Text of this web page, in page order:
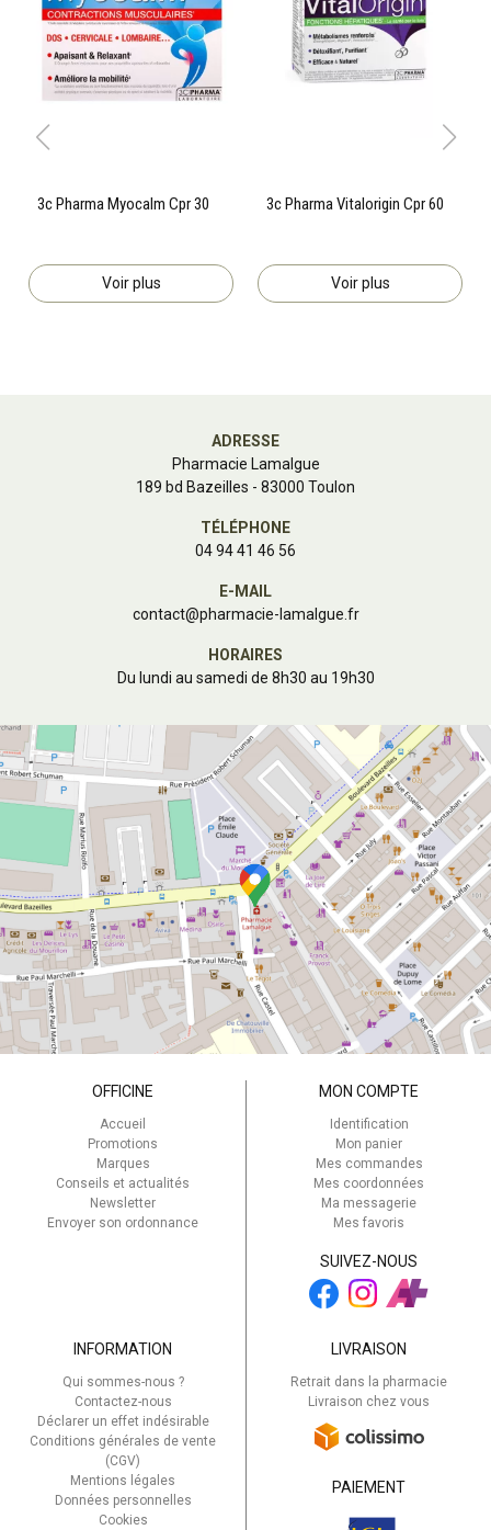
3c Pharma Myocalm Cpr 30
Voir plus
3c Pharma Vitalorigin Cpr 60
Voir plus
ADRESSE
Pharmacie Lamalgue
189 bd Bazeilles - 83000 Toulon
TÉLÉPHONE
04 94 41 46 56
E-MAIL
contact@pharmacie-lamalgue.fr
HORAIRES
Du lundi au samedi de 8h30 au 19h30
OFFICINE
Accueil
Promotions
Marques
Conseils et actualités
Newsletter
Envoyer son ordonnance
MON COMPTE
Identification
Mon panier
Mes commandes
Mes coordonnées
Ma messagerie
Mes favoris
SUIVEZ-NOUS
INFORMATION
Qui sommes-nous ?
Contactez-nous
Déclarer un effet indésirable
Conditions générales de vente
(CGV)
Mentions légales
Données personnelles
Cookies
LIVRAISON
Retrait dans la pharmacie
Livraison chez vous
PAIEMENT